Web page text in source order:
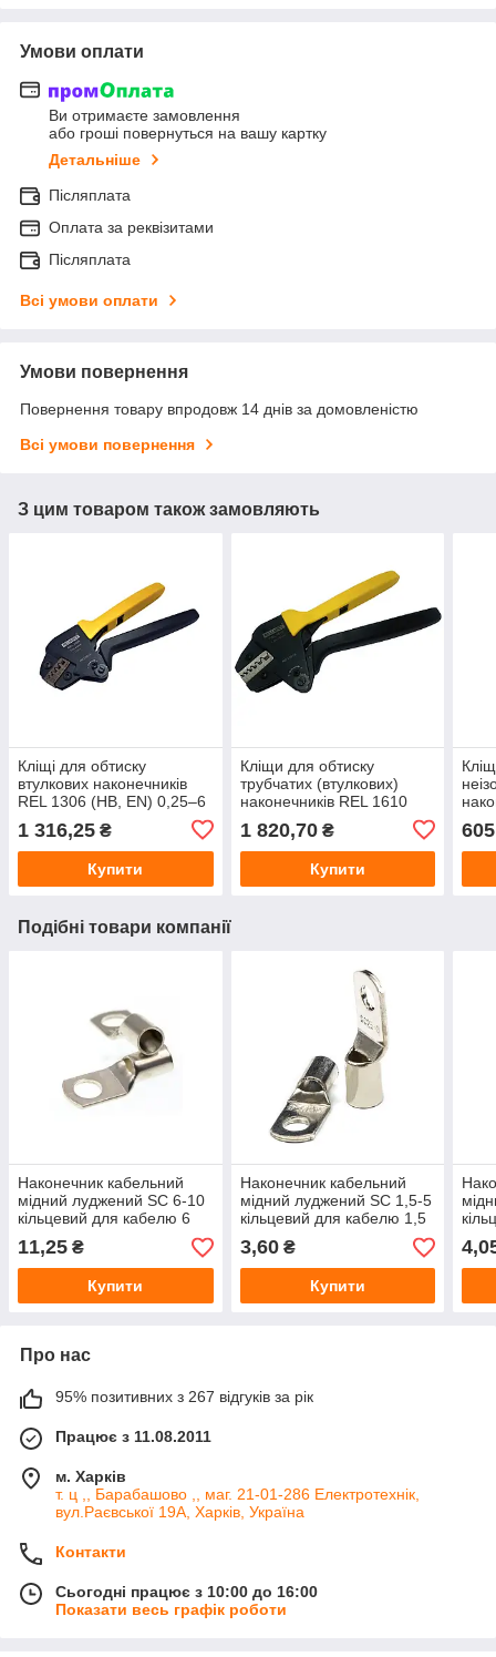
Умови оплати
Ви отримаєте замовлення
або гроші повернуться на вашу картку
Детальніше
Післяплата
Оплата за реквізитами
Післяплата
Всі умови оплати
Умови повернення
Повернення товару впродовж 14 днів за домовленістю
Всі умови повернення
З цим товаром також замовляють
Кліщі для обтиску
втулкових наконечників
REL 1306 (HB, EN) 0,25–6
1 316,25 ₴
Купити
Кліщи для обтиску
трубчатих (втулкових)
наконечників REL 1610
1 820,70₴
Купити
Подібні товари компанії
Наконечник кабельний
мідний луджений SC 6-10
кільцевий для кабелю 6
мм²
11,25 ₴
Купити
Наконечник кабельний
мідний луджений SC 1,5-5
кільцевий для кабелю 1,5
мм²
3,60₴
Купити
мм²
Про нас
95% позитивних з 267 відгуків за рік
Працює з 11.08.2011
м. Харків
т. ц ,, Барабашово ,, маг. 21-01-286 Електротехнік,
вул.Раєвської 19А, Харків, Україна
Контакти
Сьогодні працює з 10:00 до 16:00
Показати весь графік роботи